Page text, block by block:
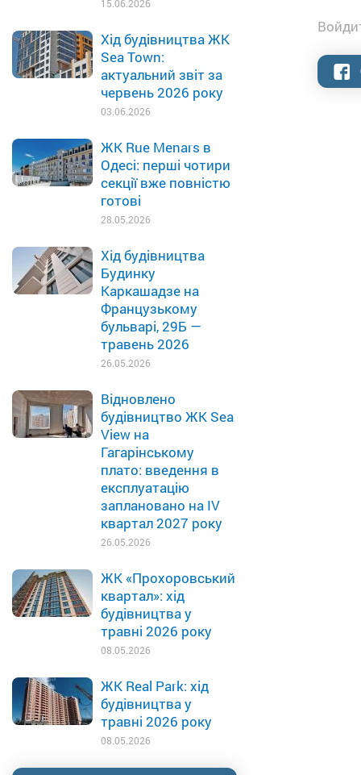
15.06.2026
Хід будівництва ЖК
Sea Town:
актуальний звіт за
червень 2026 року
03.06.2026
ЖК Rue Menars в
Одесі: перші чотири
секції вже повністю
готові
28.05.2026
Хід будівництва
Будинку
Каркашадзе на
Французькому
бульварі, 29Б —
травень 2026
26.05.2026
Відновлено
будівництво ЖК Sea
View на
Гагарінському
плато: введення в
експлуатацію
заплановано на IV
квартал 2027 року
26.05.2026
ЖК «Прохоровський
квартал»: хід
будівництва у
травні 2026 року
08.05.2026
ЖК Real Park: хід
будівництва у
травні 2026 року
08.05.2026